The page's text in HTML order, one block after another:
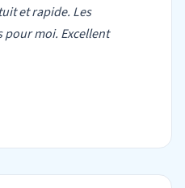
et rapide. Les
pour moi. Excellent